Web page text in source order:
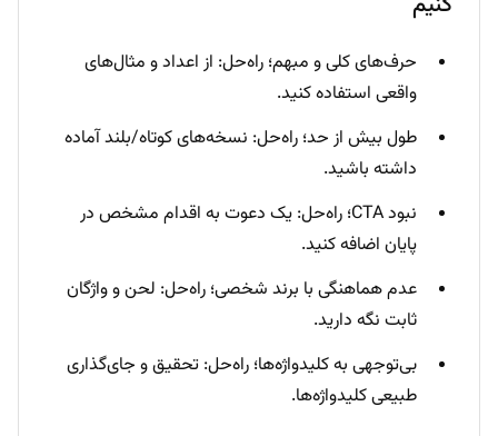
حرف‌های کلی و مبهم؛ راه‌حل: از اعداد و مثال‌های
واقعی استفاده کنید.
طول بیش از حد؛ راه‌حل: نسخه‌های کوتاه/بلند آماده
داشته باشید.
نبود CTA؛ راه‌حل: یک دعوت به اقدام مشخص در
پایان اضافه کنید.
عدم هماهنگی با برند شخصی؛ راه‌حل: لحن و واژگان
ثابت نگه دارید.
بی‌توجهی به کلیدواژه‌ها؛ راه‌حل: تحقیق و جای‌گذاری
طبیعی کلیدواژه‌ها.